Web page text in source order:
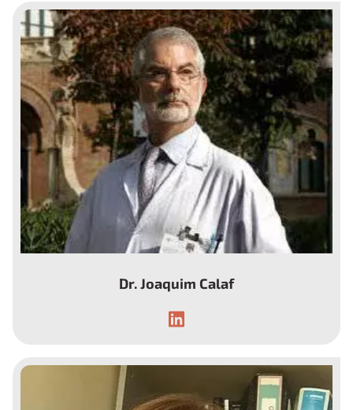
Psicóloga
Dr. Joaquim Calaf
Ginecólogo-Endocrinólogo